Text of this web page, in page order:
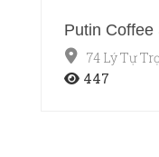
Putin
74 Lý Tự
447